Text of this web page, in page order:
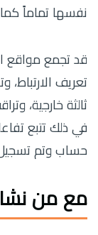
نفسها تماماً كما
قد تجمع مواقع
تعريف الارتباط،
ثالثة خارجية،
في ذلك تتبع
حساب وتم
مع من